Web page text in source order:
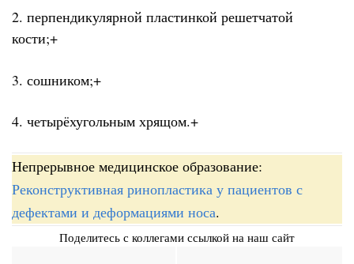
2. перпендикулярной пластинкой решетчатой
кости;+
3. сошником;+
4. четырёхугольным хрящом.+
Непрерывное медицинское образование:
Реконструктивная ринопластика у пациентов с
дефектами и деформациями носа.
Поделитесь с коллегами ссылкой на наш сайт